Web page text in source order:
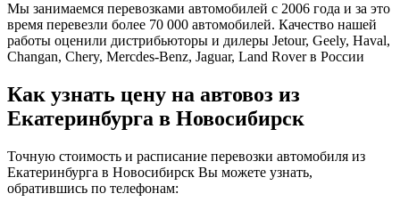
Мы занимаемся перевозками автомобилей с 2006 года и за это
время перевезли более 70 000 автомобилей. Качество нашей
работы оценили дистрибьюторы и дилеры Jetour, Geely, Haval,
Changan, Chery, Mercdes-Benz, Jaguar, Land Rover в России
Как узнать цену на автовоз из
Екатеринбурга в Новосибирск
Точную стоимость и расписание перевозки автомобиля из
Екатеринбурга в Новосибирск Вы можете узнать,
обратившись по телефонам: